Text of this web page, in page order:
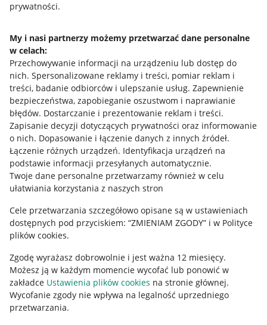
prywatności.
My i nasi partnerzy możemy przetwarzać dane personalne
w celach:
Przechowywanie informacji na urządzeniu lub dostęp do
nich. Spersonalizowane reklamy i treści, pomiar reklam i
treści, badanie odbiorców i ulepszanie usług. Zapewnienie
bezpieczeństwa, zapobieganie oszustwom i naprawianie
błędów. Dostarczanie i prezentowanie reklam i treści.
Zapisanie decyzji dotyczących prywatności oraz informowanie
o nich. Dopasowanie i łączenie danych z innych źródeł.
Łączenie różnych urządzeń. Identyfikacja urządzeń na
podstawie informacji przesyłanych automatycznie.
Twoje dane personalne przetwarzamy również w celu
ułatwiania korzystania z naszych stron
Cele przetwarzania szczegółowo opisane są w ustawieniach
dostępnych pod przyciskiem: “ZMIENIAM ZGODY” i w Polityce
plików cookies.
Zgodę wyrażasz dobrowolnie i jest ważna 12 miesięcy.
Możesz ją w każdym momencie wycofać lub ponowić w
zakładce Ustawienia plików cookies na stronie głównej.
Wycofanie zgody nie wpływa na legalność uprzedniego
przetwarzania.
Jak to działa
Allegro Gadane dla sprzedających
Allegro Gadane dla kupujących
Mapa miejscowości
Informacje prawne
Regulamin
Polityka plików "cookies"
Ustawienia plików "cookies"
Udostępnianie lokalizacji
Informacje dla Aktu o Usługach Cyfrowych
Pobierz aplikację